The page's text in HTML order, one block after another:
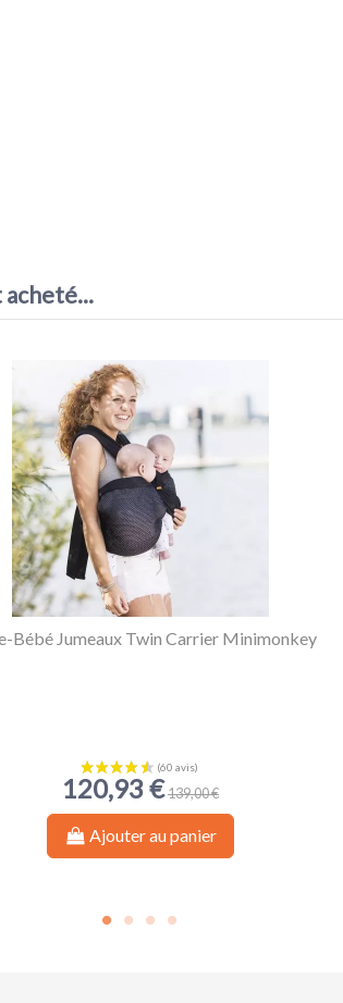
Bébé Jumeaux Twin Carrier Minimonkey
120,93 €139,00 €
Ajouter au panier